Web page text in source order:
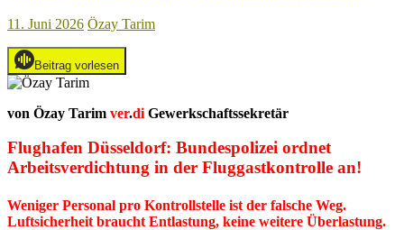
11. Juni 2026 Özay Tarim
Beitrag vorlesen
von Özay Tarim ver.di Gewerkschaftssekretär
Flughafen Düsseldorf: Bundespolizei ordnet
Arbeitsverdichtung in der Fluggastkontrolle an!
Weniger Personal pro Kontrollstelle ist der falsche Weg.
Luftsicherheit braucht Entlastung, keine weitere Überlastung.